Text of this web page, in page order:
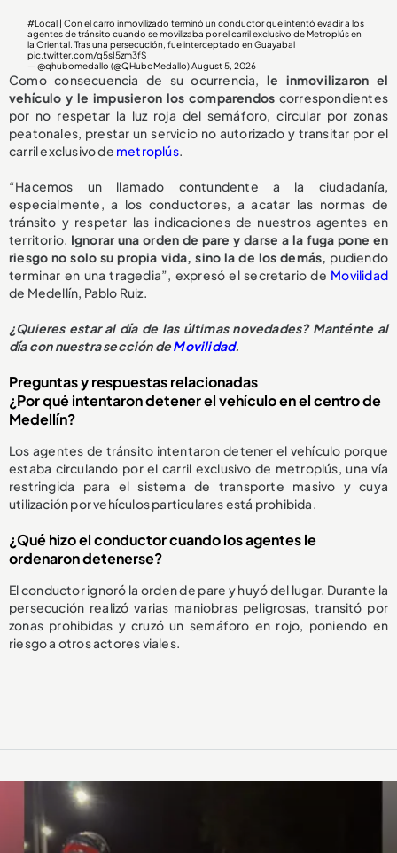
#Local | Con el carro inmovilizado terminó un conductor que intentó evadir a los
agentes de tránsito cuando se movilizaba por el carril exclusivo de Metroplús en
la Oriental. Tras una persecución, fue interceptado en Guayabal
pic.twitter.com/q5sI5zm3fS
— @qhubomedallo (@QHuboMedallo)August 5, 2026
Como consecuencia de su ocurrencia, le inmovilizaron el
vehículo y le impusieron los comparendos correspondientes
por no respetar la luz roja del semáforo, circular por zonas
peatonales, prestar un servicio no autorizado y transitar por el
carril exclusivo de metroplús.
“Hacemos un llamado contundente a la ciudadanía,
especialmente, a los conductores, a acatar las normas de
tránsito y respetar las indicaciones de nuestros agentes en
territorio. Ignorar una orden de pare y darse a la fuga pone en
riesgo no solo su propia vida, sino la de los demás, pudiendo
terminar en una tragedia”, expresó el secretario de Movilidad
de Medellín, Pablo Ruiz.
¿Quieres estar al día de las últimas novedades? Manténte al
día con nuestra sección deMovilidad.
Preguntas y respuestas relacionadas
¿Por qué intentaron detener el vehículo en el centro de
Medellín?
Los agentes de tránsito intentaron detener el vehículo porque
estaba circulando por el carril exclusivo de metroplús, una vía
restringida para el sistema de transporte masivo y cuya
utilización por vehículos particulares está prohibida.
¿Qué hizo el conductor cuando los agentes le
ordenaron detenerse?
El conductor ignoró la orden de pare y huyó del lugar. Durante la
persecución realizó varias maniobras peligrosas, transitó por
zonas prohibidas y cruzó un semáforo en rojo, poniendo en
riesgo a otros actores viales.